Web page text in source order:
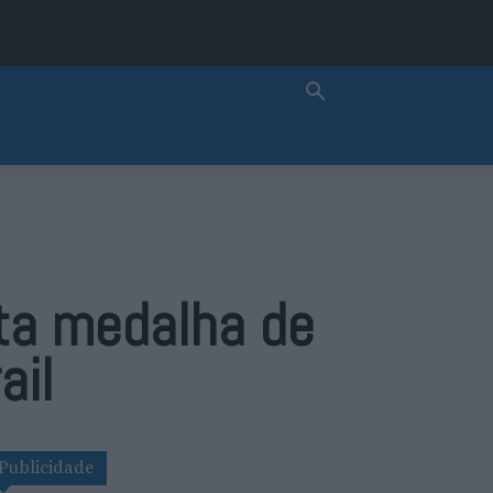
medalha de
Publicidade